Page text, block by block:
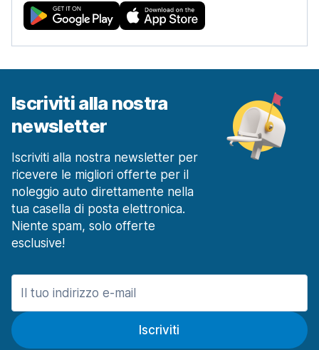
Iscriviti alla nostra
newsletter
Iscriviti alla nostra newsletter per
ricevere le migliori offerte per il
noleggio auto direttamente nella
tua casella di posta elettronica.
Niente spam, solo offerte
esclusive!
Iscriviti